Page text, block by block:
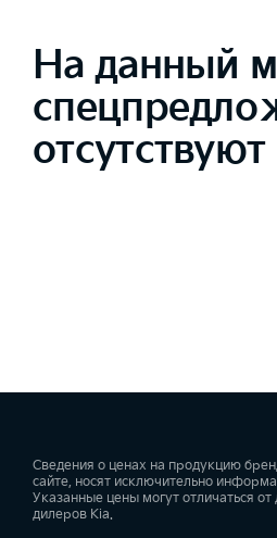
На данный
отсутствуют
Сведения о ценах на продукцию
сайте, носят исключительно
Указанные цены могут отличаться от
дилеров Kia.